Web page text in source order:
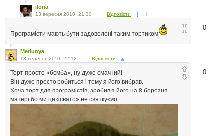
ilona
13 вересня 2010, 21:30 Відповісти ↑
0
Програмісти мають бути задоволені таким тортиком
Medunya
13 вересня 2010, 22:12 Відповісти
0
Торт просто «бомба», ну дуже смачний!
Він дуже просто робиться і тому я його вибрав.
Хоча торт для програмістів, зробив я його на 8 березня —
матері бо ми це «свято» не святкуємо.